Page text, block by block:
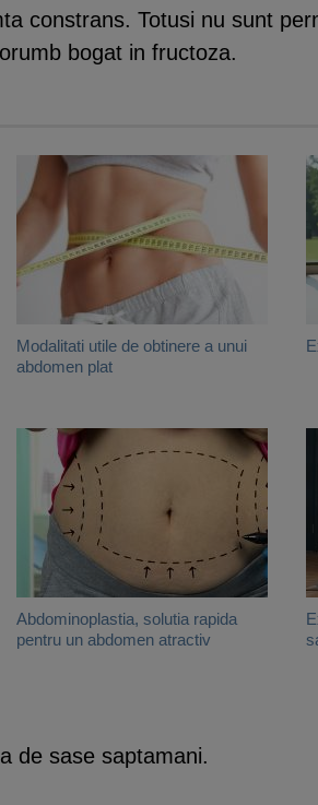
constrans. Totusi nu sunt
bogat in fructoza.
Modalitati utile de obtinere a unui
abdomen plat
Abdominoplastia, solutia rapida
pentru un abdomen atractiv
de sase saptamani.